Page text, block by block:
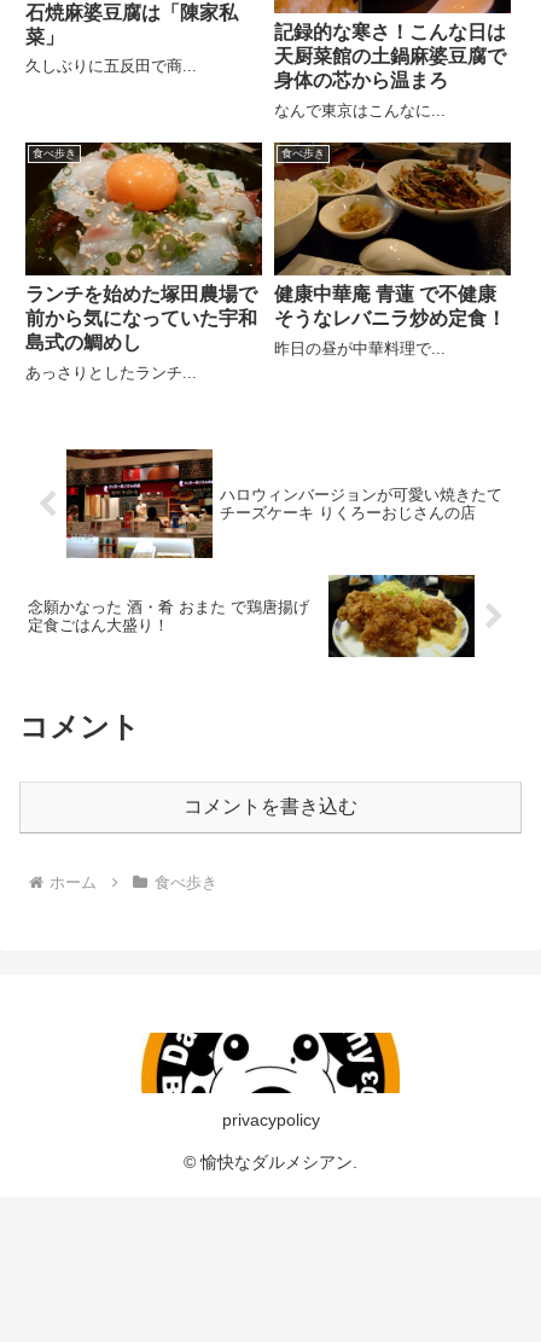
石焼麻婆豆腐は「陳家私
菜」
久しぶりに五反田で商...
記録的な寒さ！こんな日は
天厨菜館の土鍋麻婆豆腐で
身体の芯から温まろ
なんで東京はこんなに...
食べ歩き
ランチを始めた塚田農場で
前から気になっていた宇和
島式の鯛めし
あっさりとしたランチ...
食べ歩き
健康中華庵 青蓮 で不健康
そうなレバニラ炒め定食！
昨日の昼が中華料理で...
ハロウィンバージョンが可愛い焼きたて
チーズケーキ りくろーおじさんの店
念願かなった 酒・肴 おまた で鶏唐揚げ
定食ごはん大盛り！
コメント
コメントを書き込む
ホーム 食べ歩き
privacypolicy
© 愉快なダルメシアン.